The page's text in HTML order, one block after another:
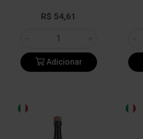
R$ 54,61
Adicionar